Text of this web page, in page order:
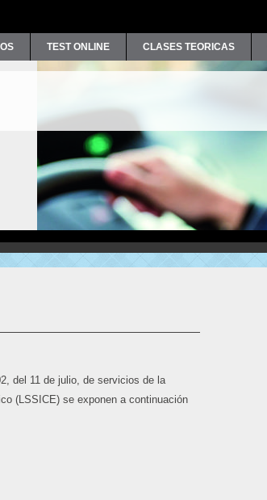
TEST ONLINE CLASES TEORICAS
del 11 de julio, de servicios de la
(LSSICE) se exponen a continuación